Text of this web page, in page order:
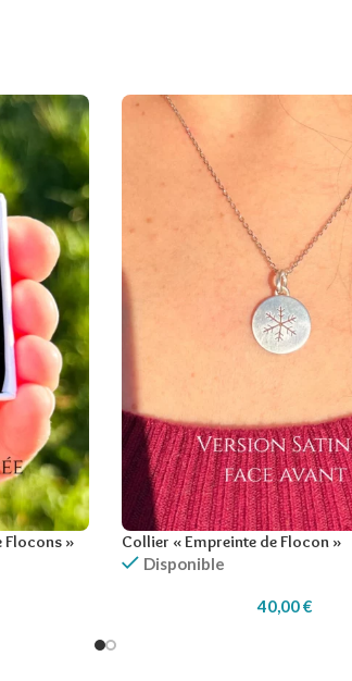
Flocons »
Collier « Empreinte de Flocon »
Disponible
40,00€